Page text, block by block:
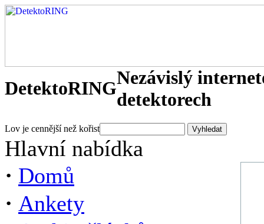
DetektoRINGNezávislý
detektorech
Lov je cennější než kořist
Hlavní nabídka
· Domů
· Ankety